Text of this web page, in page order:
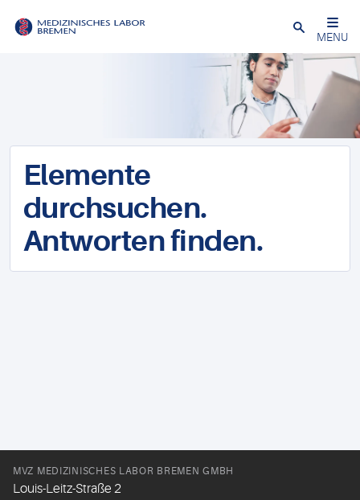
Schließen
MENU
Elemente
durchsuchen.
Antworten finden.
MVZ MEDIZINISCHES LABOR BREMEN GMBH
Louis-Leitz-Straße 2